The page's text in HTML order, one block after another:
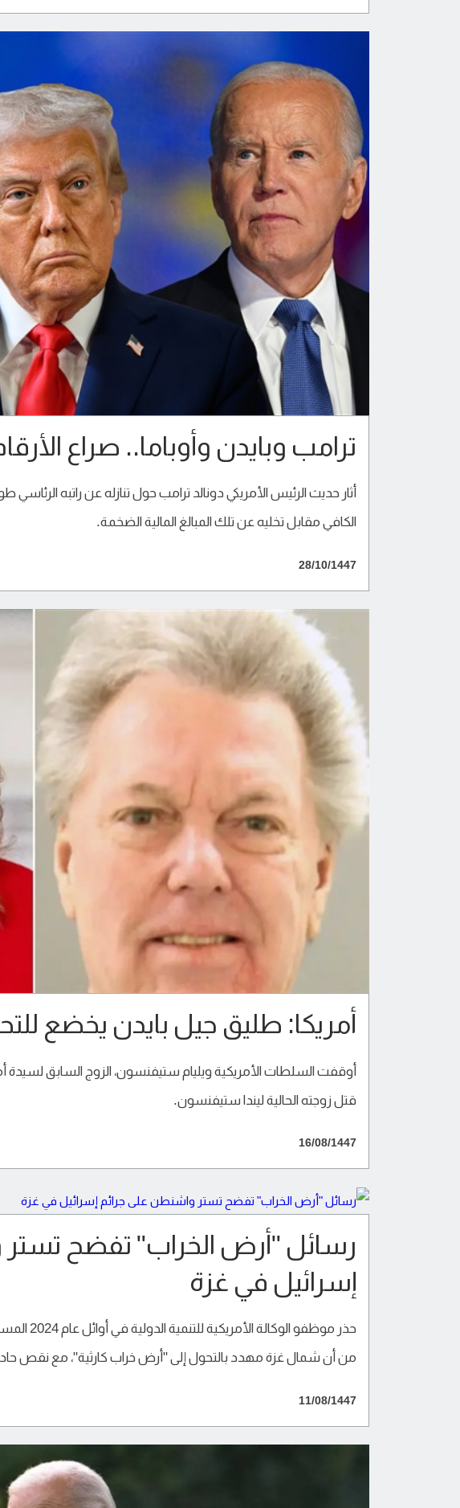
ترامب وبايدن وأوباما.. صراع
أثار حديث الرئيس الأمريكي دونالد ترامب حول تنازله عن راتبه الرئاسي
الكافي مقابل تخليه عن تلك المبالغ المالية الضخمة.
28/10/1447
أمريكا: طليق جيل بايدن يخضع
أوقفت السلطات الأمريكية ويليام ستيفنسون، الزوج السابق لسيدة
قتل زوجته الحالية ليندا ستيفنسون.
16/08/1447
رسائل "أرض الخراب" تفضح
إسرائيل في غزة
حذر موظفو
من أن شمال غزة مهدد بالتحول إلى "أرض خراب كارثية"، مع نقص حاد
11/08/1447